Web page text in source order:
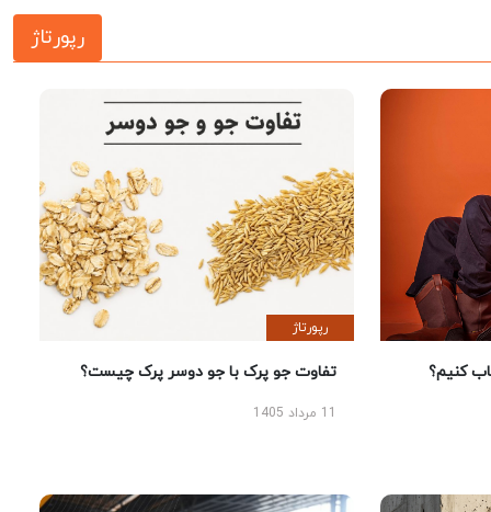
رپورتاژ
کنیم؟
رپورتاژ
تفاوت جو پرک با جو دوسر پرک چیست؟